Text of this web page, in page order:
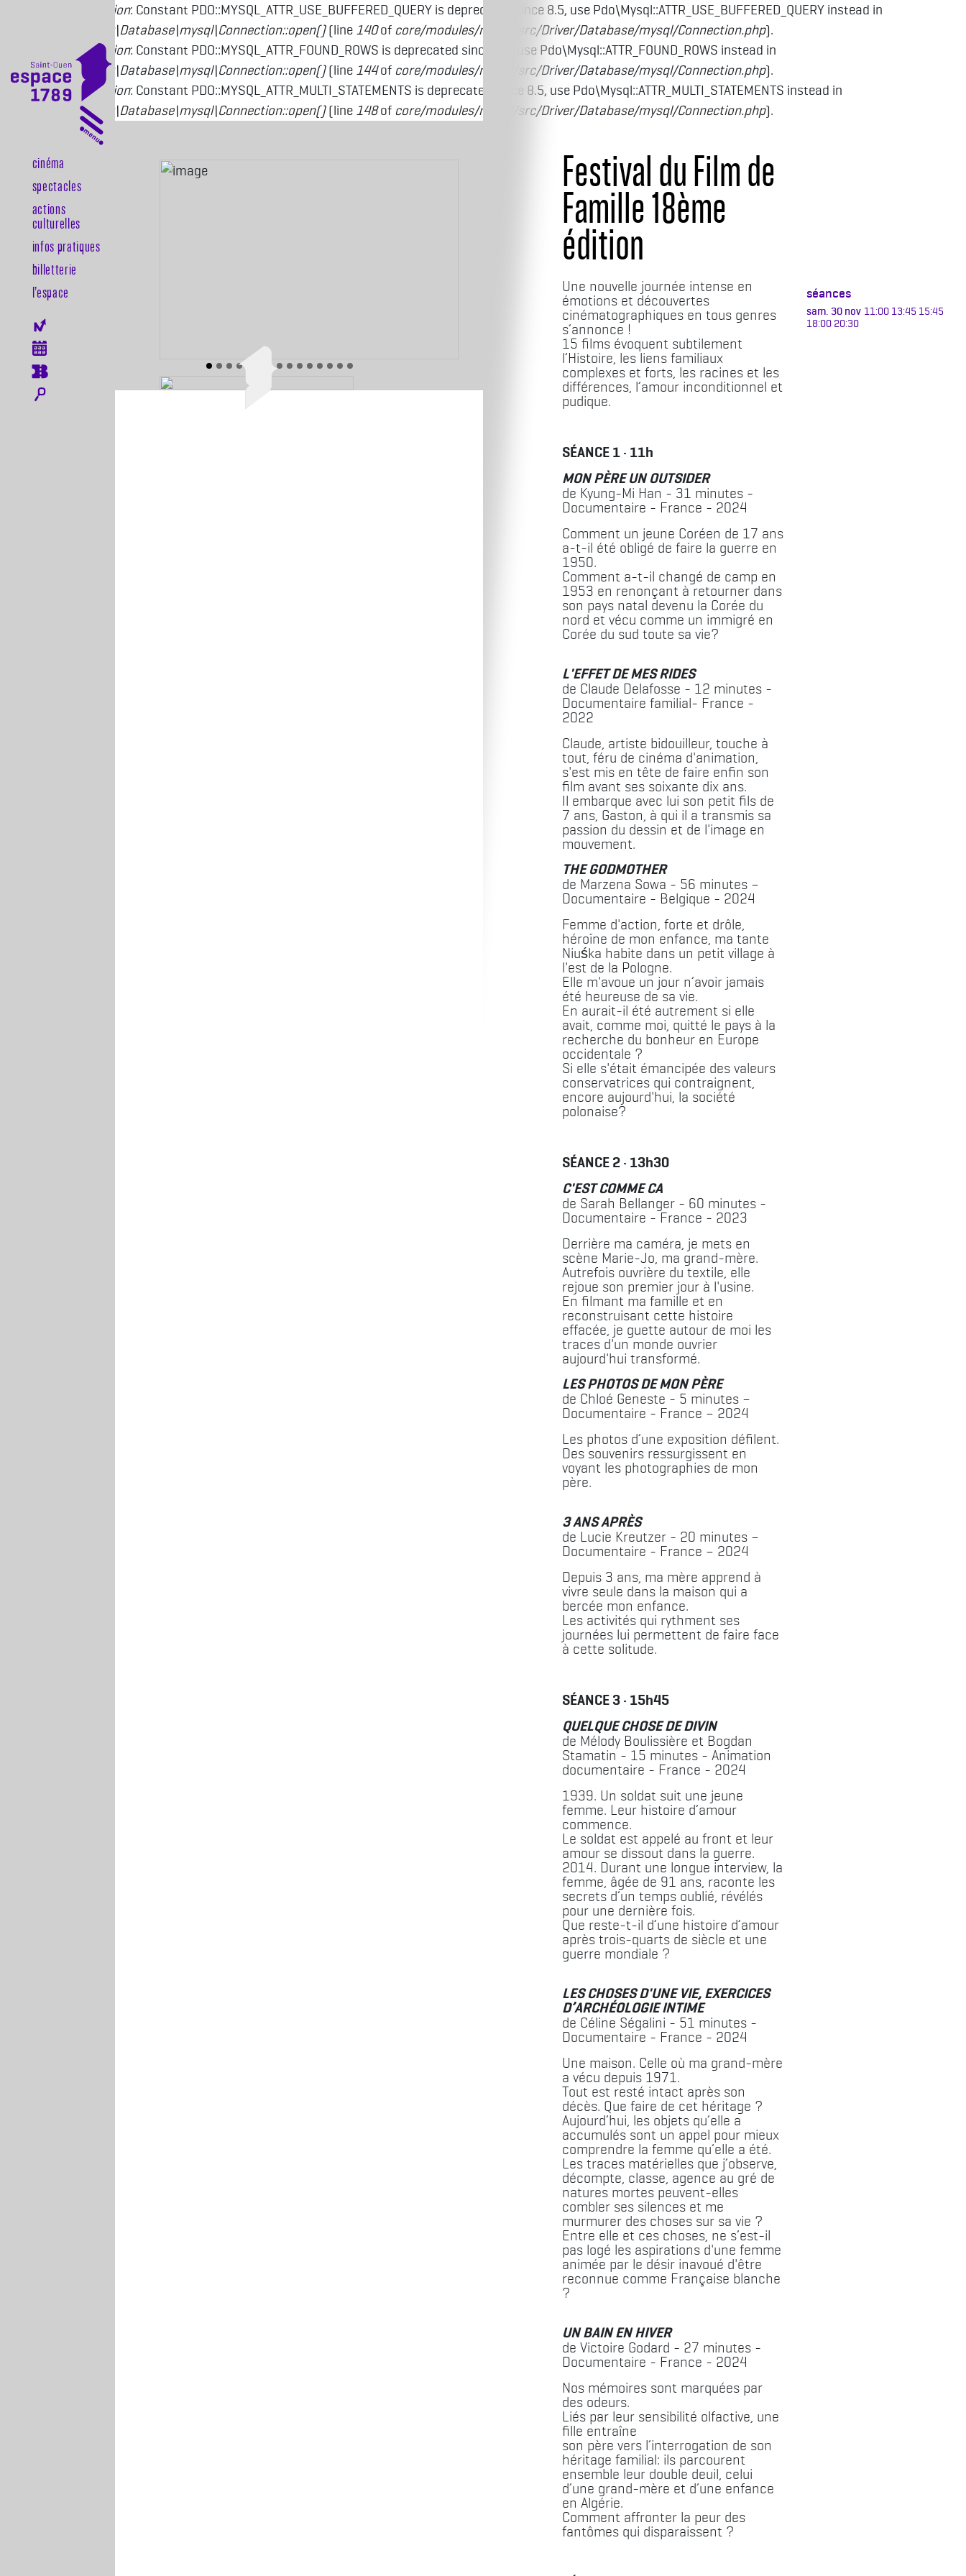
Deprecated function: Constant PDO::MYSQL_ATTR_USE_BUFFERED_QUERY is deprecated since 8.5, use Pdo\Mysql::ATTR_USE_BUFFERED_QUERY instead in
Drupal\mysql\Driver\Database\mysql\Connection::open()(line 140of core/modules/mysql/src/Driver/Database/mysql/Connection.php).
Deprecated function: Constant PDO::MYSQL_ATTR_FOUND_ROWS is deprecated since 8.5, use Pdo\Mysql::ATTR_FOUND_ROWS instead in
Drupal\mysql\Driver\Database\mysql\Connection::open()(line 144of core/modules/mysql/src/Driver/Database/mysql/Connection.php).
Deprecated function: Constant PDO::MYSQL_ATTR_MULTI_STATEMENTS is deprecated since 8.5, use Pdo\Mysql::ATTR_MULTI_STATEMENTS instead in
Drupal\mysql\Driver\Database\mysql\Connection::open()(line 148of core/modules/mysql/src/Driver/Database/mysql/Connection.php).
Aller au contenu principal
Navigation principale
Cinéma
Spectacles
Actions
culturelles
Infos pratiques
Billetterie
l’espace
Menu icones
Festival du Film de
Famille 18ème
édition
Une nouvelle journée intense en
émotions et découvertes
cinématographiques en tous genres
s’annonce !
15 films évoquent subtilement
l’Histoire, les liens familiaux
complexes et forts, les racines et les
différences, l’amour inconditionnel et
pudique.
SÉANCE 1 · 11h
MON PÈRE UN OUTSIDER
de Kyung-Mi Han - 31 minutes -
Documentaire - France - 2024
Comment un jeune Coréen de 17 ans
a-t-il été obligé de faire la guerre en
1950.
Comment a-t-il changé de camp en
1953 en renonçant à retourner dans
son pays natal devenu la Corée du
nord et vécu comme un immigré en
Corée du sud toute sa vie?
L'EFFET DE MES RIDES
de Claude Delafosse - 12 minutes -
Documentaire familial- France -
2022
Claude, artiste bidouilleur, touche à
tout, féru de cinéma d'animation,
s'est mis en tête de faire enfin son
film avant ses soixante dix ans.
Il embarque avec lui son petit fils de
7 ans, Gaston, à qui il a transmis sa
passion du dessin et de l'image en
mouvement.
THE GODMOTHER
de Marzena Sowa - 56 minutes –
Documentaire - Belgique - 2024
Femme d'action, forte et drôle,
héroïne de mon enfance, ma tante
Niuśka habite dans un petit village à
l'est de la Pologne.
Elle m'avoue un jour n’avoir jamais
été heureuse de sa vie.
En aurait-il été autrement si elle
avait, comme moi, quitté le pays à la
recherche du bonheur en Europe
occidentale ?
Si elle s'était émancipée des valeurs
conservatrices qui contraignent,
encore aujourd'hui, la société
polonaise?
SÉANCE 2 · 13h30
C'EST COMME CA
de Sarah Bellanger - 60 minutes -
Documentaire - France - 2023
Derrière ma caméra, je mets en
scène Marie-Jo, ma grand-mère.
Autrefois ouvrière du textile, elle
rejoue son premier jour à l'usine.
En filmant ma famille et en
reconstruisant cette histoire
effacée, je guette autour de moi les
traces d'un monde ouvrier
aujourd'hui transformé.
LES PHOTOS DE MON PÈRE
de Chloé Geneste - 5 minutes –
Documentaire - France – 2024
Les photos d’une exposition défilent.
Des souvenirs ressurgissent en
voyant les photographies de mon
père.
3 ANS APRÈS
de Lucie Kreutzer - 20 minutes –
Documentaire - France – 2024
Depuis 3 ans, ma mère apprend à
vivre seule dans la maison qui a
bercée mon enfance.
Les activités qui rythment ses
journées lui permettent de faire face
à cette solitude.
SÉANCE 3 · 15h45
QUELQUE CHOSE DE DIVIN
de Mélody Boulissière et Bogdan
Stamatin - 15 minutes - Animation
documentaire - France - 2024
1939. Un soldat suit une jeune
femme. Leur histoire d’amour
commence.
Le soldat est appelé au front et leur
amour se dissout dans la guerre.
2014. Durant une longue interview, la
femme, âgée de 91 ans, raconte les
secrets d’un temps oublié, révélés
pour une dernière fois.
Que reste-t-il d’une histoire d’amour
après trois-quarts de siècle et une
guerre mondiale ?
LES CHOSES D'UNE VIE, EXERCICES
D’ARCHÉOLOGIE INTIME
de Céline Ségalini - 51 minutes -
Documentaire - France - 2024
Une maison. Celle où ma grand-mère
a vécu depuis 1971.
Tout est resté intact après son
décès. Que faire de cet héritage ?
Aujourd’hui, les objets qu’elle a
accumulés sont un appel pour mieux
comprendre la femme qu’elle a été.
Les traces matérielles que j’observe,
décompte, classe, agence au gré de
natures mortes peuvent-elles
combler ses silences et me
murmurer des choses sur sa vie ?
Entre elle et ces choses, ne s’est-il
pas logé les aspirations d'une femme
animée par le désir inavoué d'être
reconnue comme Française blanche
?
UN BAIN EN HIVER
de Victoire Godard - 27 minutes -
Documentaire - France - 2024
Nos mémoires sont marquées par
des odeurs.
Liés par leur sensibilité olfactive, une
fille entraîne
son père vers l’interrogation de son
héritage familial: ils parcourent
ensemble leur double deuil, celui
d’une grand-mère et d’une enfance
en Algérie.
Comment affronter la peur des
fantômes qui disparaissent ?
séances
sam. 30 nov 11:00 13:45 15:45
18:00 20:30